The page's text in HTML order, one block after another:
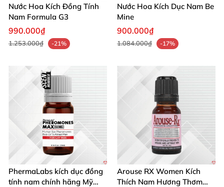
Nước Hoa Kích Đồng Tính
Nam Formula G3
990.000₫
1.253.000₫ -21%
Nước Hoa Kích Dục Nam Be
Mine
900.000₫
1.084.000₫ -17%
PhermaLabs kích dục đồng
tính nam chính hãng Mỹ
Arouse RX Women Kích
Thích Nam Hương Thơm